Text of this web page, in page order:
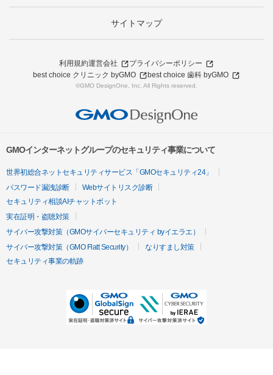
サイトマップ
利用規約運営会社
プライバシーポリシー
best choice クリニック byGMO
best choice 歯科 byGMO
©GMO DesignOne, Inc. All Rights reserved.
GMOインターネットグループのセキュリティ事業について
世界初総合ネットセキュリティサービス「GMOセキュリティ24」
パスワード漏洩診断
Webサイトリスク診断
セキュリティ相談AIチャットボット
実在証明・盗聴対策
サイバー攻撃対策（GMOサイバーセキュリティ byイエラエ）
サイバー攻撃対策（GMO Flatt Security）
なりすまし対策
セキュリティ事業の軌跡